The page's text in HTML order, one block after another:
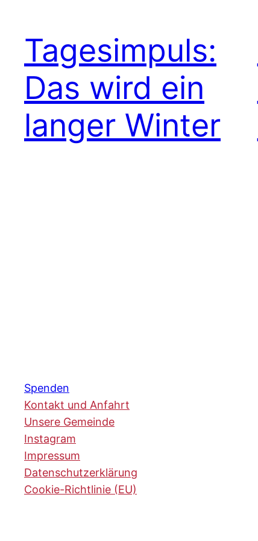
Tagesimpuls:
Das wird ein
langer Winter
Spenden
Kontakt und Anfahrt
Unsere Gemeinde
Instagram
Impressum
Datenschutzerklärung
Cookie-Richtlinie (EU)